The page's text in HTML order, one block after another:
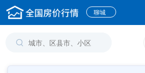
聊城